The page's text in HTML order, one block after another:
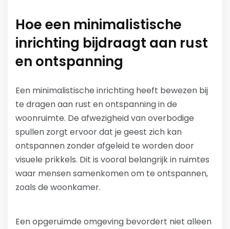
Hoe een minimalistische
inrichting bijdraagt aan rust
en ontspanning
Een minimalistische inrichting heeft bewezen bij
te dragen aan rust en ontspanning in de
woonruimte. De afwezigheid van overbodige
spullen zorgt ervoor dat je geest zich kan
ontspannen zonder afgeleid te worden door
visuele prikkels. Dit is vooral belangrijk in ruimtes
waar mensen samenkomen om te ontspannen,
zoals de woonkamer.
Een opgeruimde omgeving bevordert niet alleen